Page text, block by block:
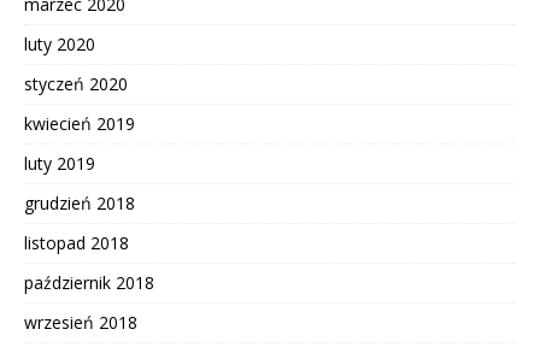
marzec 2020
luty 2020
styczeń 2020
kwiecień 2019
luty 2019
grudzień 2018
listopad 2018
październik 2018
wrzesień 2018